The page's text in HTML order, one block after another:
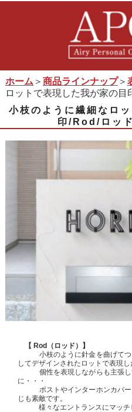
ホーム ＞ 商品ラインナップ＞
ロットで表現した我が家の
小枝のように繊細なロ
印/Rod/ロッ
【 Rod（ロッド）】
小枝のように針金を曲げてつ
してデザインされたロットで表現し
個性を表現しながらも主張し
に・・・
ポストやインターホンカバー
じも素敵です。
様々なエントランスにマッチ